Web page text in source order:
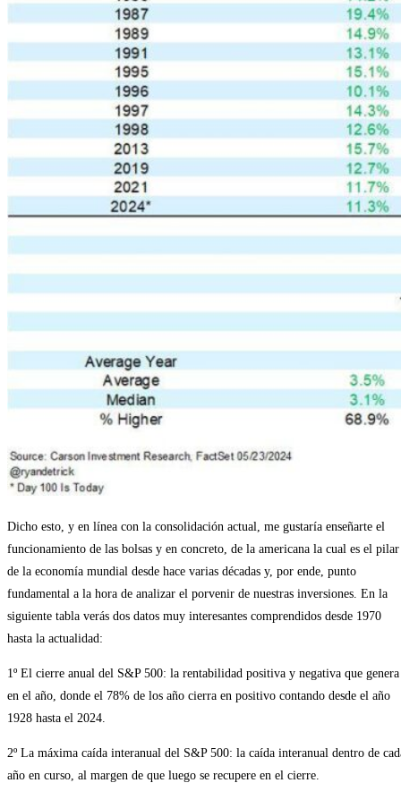
Dicho esto, y en línea con la consolidación actual, me gustaría enseñarte el
funcionamiento de las bolsas y en concreto, de la americana la cual es el pilar
de la economía mundial desde hace varias décadas y, por ende, punto
fundamental a la hora de analizar el porvenir de nuestras inversiones. En la
siguiente tabla verás dos datos muy interesantes comprendidos desde 1970
hasta la actualidad:
1º El cierre anual del S&P 500: la rentabilidad positiva y negativa que genera
en el año, donde el 78% de los año cierra en positivo contando desde el año
1928 hasta el 2024.
2º La máxima caída interanual del S&P 500: la caída interanual dentro de
año en curso, al margen de que luego se recupere en el cierre.